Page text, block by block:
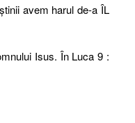
avem harul de-a ÎL
Isus. În Luca 9 :